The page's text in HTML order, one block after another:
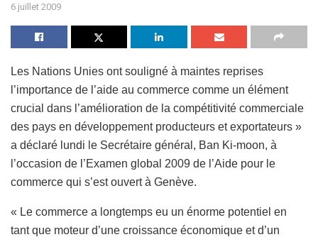
6 juillet 2009
Les Nations Unies ont souligné à maintes reprises
l’importance de l’aide au commerce comme un élément
crucial dans l’amélioration de la compétitivité commerciale
des pays en développement producteurs et exportateurs »
a déclaré lundi le Secrétaire général, Ban Ki-moon, à
l’occasion de l’Examen global 2009 de l’Aide pour le
commerce qui s’est ouvert à Genève.
« Le commerce a longtemps eu un énorme potentiel en
tant que moteur d’une croissance économique et d’un